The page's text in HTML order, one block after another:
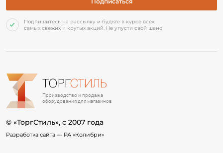
Подпишитесь на рассылку и будьте в курсе всех
самых свежих и крутых акций. Не упусти свой шанс
ТОРГСТИЛЬ
Производство и продажа
оборудования для магазинов
© «ТоргСтиль», c 2007 года
Разработка сайта — РА «Колибри»